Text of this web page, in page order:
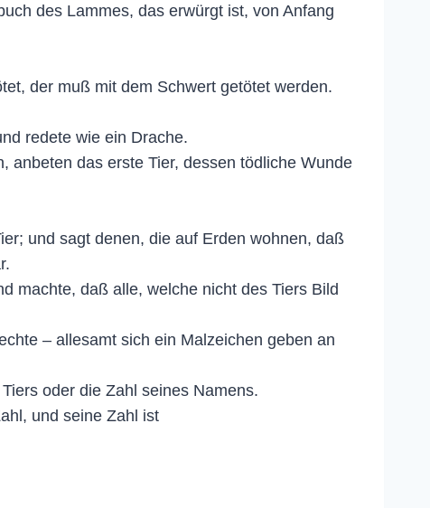
des Lammes, das erwürgt ist, von Anfang
der muß mit dem Schwert getötet werden.
redete wie ein Drache.
anbeten das erste Tier, dessen tödliche Wunde
und sagt denen, die auf Erden wohnen, daß
machte, daß alle, welche nicht des Tiers Bild
– allesamt sich ein Malzeichen geben an
oder die Zahl seines Namens.
und seine Zahl ist